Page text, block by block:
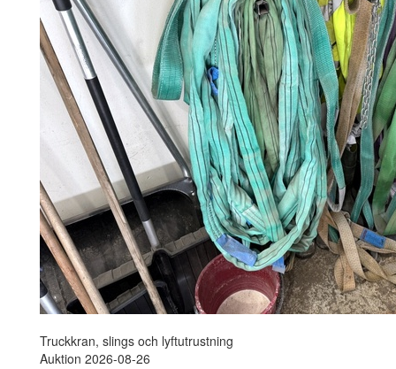
Truckkran, slings och lyftutrustning
Auktion 2026-08-26